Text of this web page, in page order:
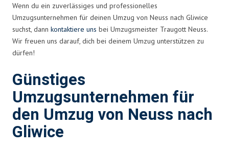
Wenn du ein zuverlässiges und professionelles
Umzugsunternehmen für deinen Umzug von Neuss nach Gliwice
suchst, dann kontaktiere uns bei Umzugsmeister Traugott Neuss.
Wir freuen uns darauf, dich bei deinem Umzug unterstützen zu
dürfen!
Günstiges
Umzugsunternehmen für
den Umzug von Neuss nach
Gliwice